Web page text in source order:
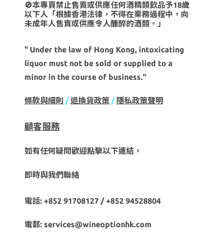
🚫本專頁禁止售賣或供應任何酒精類飲品予18歲
以下人「根據香港法律，不得在業務過程中，向
未成年人售賣或供應令人醺醉的酒類。」
" Under the law of Hong Kong, intoxicating
liquor must not be sold or supplied to a
minor in the course of business."
條款與細則 /退換貨政策 / 隱私政策聲明
顧客服務
如有任何疑問歡迎點擊以下連結，
即時與我們聯絡
電話: +852 91708127 / +852 94528804
電郵: services@wineoptionhk.com